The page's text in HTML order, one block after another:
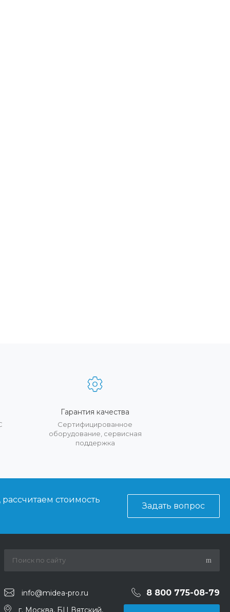
Гарантия качества
Сертифицированное
оборудование, сервисная
поддержка
стоимость
Задать вопрос
info@midea-pro.ru 8 800 775-08-79
г. Москва, БЦ Вятский,